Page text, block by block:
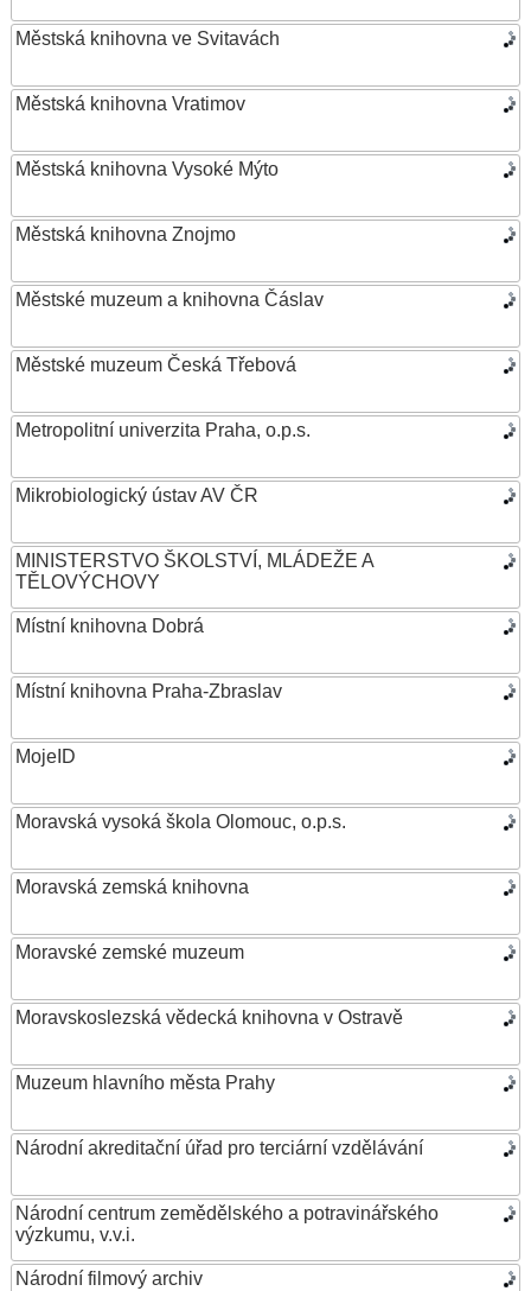
Městská knihovna ve Svitavách
Městská knihovna Vratimov
Městská knihovna Vysoké Mýto
Městská knihovna Znojmo
Městské muzeum a knihovna Čáslav
Městské muzeum Česká Třebová
Metropolitní univerzita Praha, o.p.s.
Mikrobiologický ústav AV ČR
MINISTERSTVO ŠKOLSTVÍ, MLÁDEŽE A
TĚLOVÝCHOVY
Místní knihovna Dobrá
Místní knihovna Praha-Zbraslav
MojeID
Moravská vysoká škola Olomouc, o.p.s.
Moravská zemská knihovna
Moravské zemské muzeum
Moravskoslezská vědecká knihovna v Ostravě
Muzeum hlavního města Prahy
Národní akreditační úřad pro terciární vzdělávání
Národní centrum zemědělského a potravinářského
výzkumu, v.v.i.
Národní filmový archiv